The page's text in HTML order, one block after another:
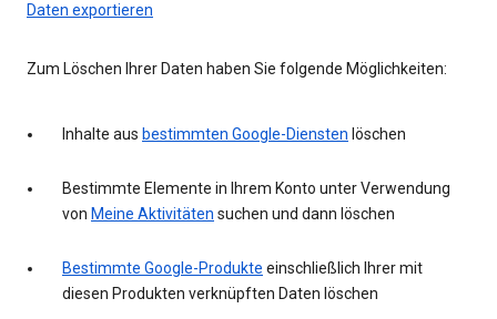
Daten exportieren
Zum Löschen Ihrer Daten haben Sie folgende Möglichkeiten:
Inhalte aus bestimmten Google-Diensten löschen
Bestimmte Elemente in Ihrem Konto unter Verwendung
von Meine Aktivitäten suchen und dann löschen
Bestimmte Google-Produkte einschließlich Ihrer mit
diesen Produkten verknüpften Daten löschen